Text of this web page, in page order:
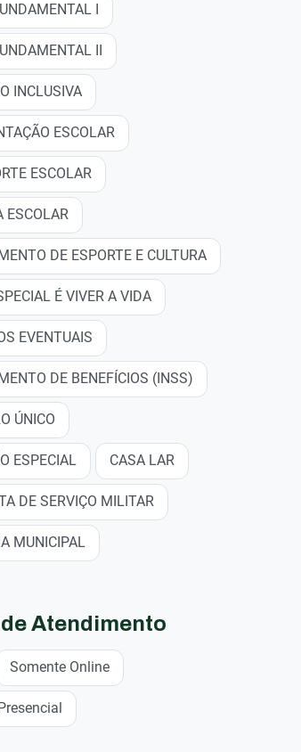
I
II
INCLUSIVA
ESCOLAR
ESCOLAR
ESCOLAR
DE ESPORTE E CULTURA
É VIVER A VIDA
EVENTUAIS
DE BENEFÍCIOS (INSS)
ÚNICO
ESPECIAL CASA LAR
DE SERVIÇO MILITAR
MUNICIPAL
Atendimento
Somente Online